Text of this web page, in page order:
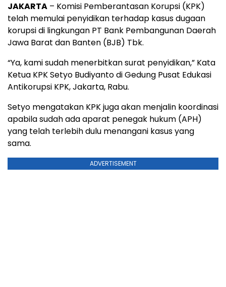
JAKARTA – Komisi Pemberantasan Korupsi (KPK)
telah memulai penyidikan terhadap kasus dugaan
korupsi di lingkungan PT Bank Pembangunan Daerah
Jawa Barat dan Banten (BJB) Tbk.
“Ya, kami sudah menerbitkan surat penyidikan,” Kata
Ketua KPK Setyo Budiyanto di Gedung Pusat Edukasi
Antikorupsi KPK, Jakarta, Rabu.
Setyo mengatakan KPK juga akan menjalin koordinasi
apabila sudah ada aparat penegak hukum (APH)
yang telah terlebih dulu menangani kasus yang
sama.
ADVERTISEMENT